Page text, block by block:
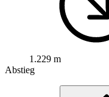
1.229 m
Abstieg